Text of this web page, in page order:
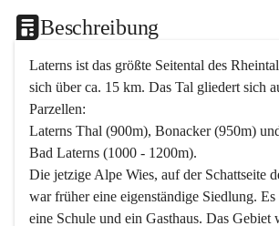
Beschreibung
Laterns ist das größte Seitental des
sich über ca. 15 km. Das Tal gliedert sich
Parzellen:
Laterns Thal (900m), Bonacker (950m)
Bad Laterns (1000 - 1200m).
Die jetzige Alpe Wies, auf der Schattseite
war früher eine eigenständige Siedlung.
eine Schule und ein Gasthaus. Das Gebiet